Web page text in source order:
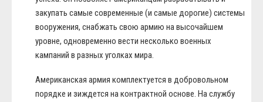
закупать самые современные (и самые дорогие) системы
вооружения, снабжать свою армию на высочайшем
уровне, одновременно вести несколько военных
кампаний в разных уголках мира.
Американская армия комплектуется в добровольном
порядке и зиждется на контрактной основе. На службу